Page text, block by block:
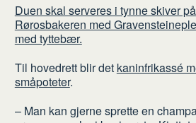
Duen skal serveres i tynne skiver
Rørosbakeren med
med tyttebær.
Til hovedrett blir det kaninfrikassé
småpoteter.
– Man kan gjerne sprette en